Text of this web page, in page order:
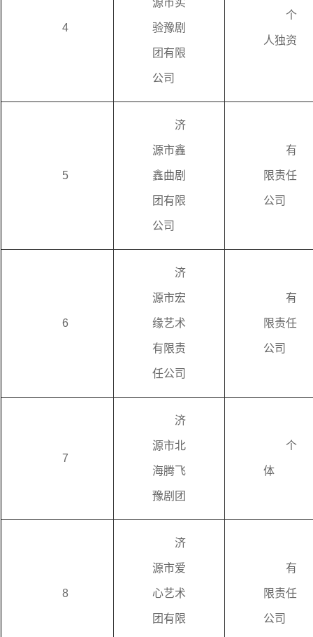
4
源市实
验豫剧
团有限
公司
个
人独资
5
济
源市鑫
鑫曲剧
团有限
公司
有
限责任
公司
6
济
源市宏
缘艺术
有限责
任公司
有
限责任
公司
7
济
源市北
海腾飞
豫剧团
个
体
8
济
源市爱
心艺术
团有限
有
限责任
公司